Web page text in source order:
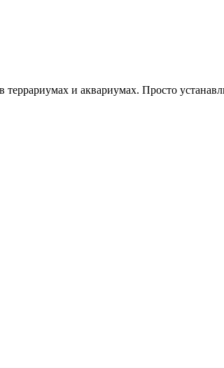
и аквариумах. Просто